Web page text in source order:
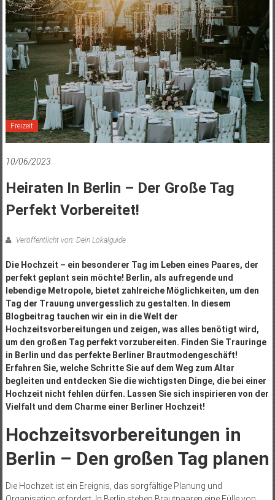
Freizeit
10/06/2023
Heiraten In Berlin – Der Große Tag
Perfekt Vorbereitet!
Veröffentlicht von: Dein Lokalguide
Die Hochzeit – ein besonderer Tag im Leben eines Paares, der
perfekt geplant sein möchte! Berlin, als aufregende und
lebendige Metropole, bietet zahlreiche Möglichkeiten, um den
Tag der Trauung unvergesslich zu gestalten. In diesem
Blogbeitrag tauchen wir ein in die Welt der
Hochzeitsvorbereitungen und zeigen, was alles benötigt wird,
um den großen Tag perfekt vorzubereiten. Finden Sie Trauringe
in Berlin und das perfekte Berliner Brautmodengeschäft!
Erfahren Sie, welche Schritte Sie auf dem Weg zum Altar
begleiten und entdecken Sie die wichtigsten Dinge, die bei einer
Hochzeit nicht fehlen dürfen. Lassen Sie sich inspirieren von der
Vielfalt und dem Charme einer Berliner Hochzeit!
Hochzeitsvorbereitungen in
Berlin – Den großen Tag planen
Die Hochzeit ist ein Ereignis, das sorgfältige Planung und